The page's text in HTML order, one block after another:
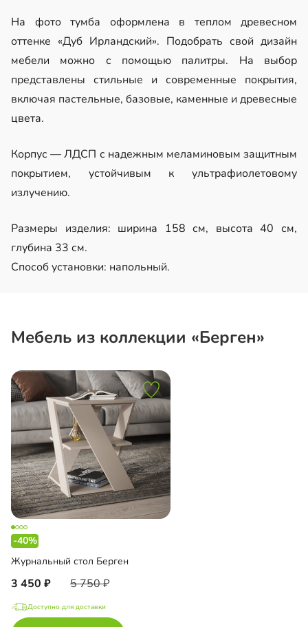
На фото тумба оформлена в теплом древесном
оттенке «Дуб Ирландский». Подобрать свой дизайн
мебели можно с помощью палитры. На выбор
представлены стильные и современные покрытия,
включая пастельные, базовые, каменные и древесные
цвета.
Корпус — ЛДСП с надежным меламиновым защитным
покрытием, устойчивым к ультрафиолетовому
излучению.
Размеры изделия: ширина 158 см, высота 40 см,
глубина 33 см.
Способ установки: напольный.
Мебель из коллекции «Берген»
-40%
Журнальный стол Берген
3 450 5 750
Доступно для доставки